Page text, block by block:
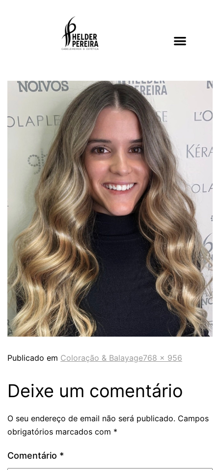
Publicado em Coloração & Balayage768 × 956
Deixe um comentário
O seu endereço de email não será publicado. Campos
obrigatórios marcados com *
Comentário *